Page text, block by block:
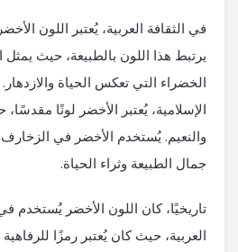
في الثقافة العربية، يُعتبر اللون
يرتبط هذا اللون بالطبيعة، حيث يمثل
الخضراء التي تعكس الحياة
الإسلامية، يُعتبر الأخضر لونًا
والنعيم. يُستخدم الأخضر في
جمال الطبيعة وثراء الحياة.
تاريخيًا، كان اللون الأخضر يُستخدم
العربية، حيث كان يُعتبر رمزًا